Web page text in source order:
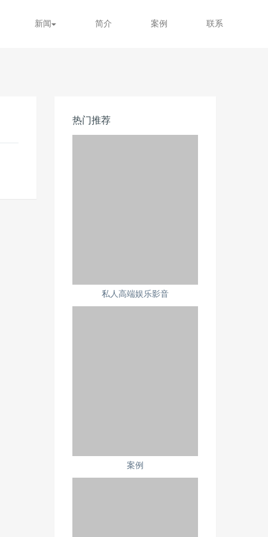
新闻 简介 案例 联系
热门推荐
私人高端娱乐影音
案例